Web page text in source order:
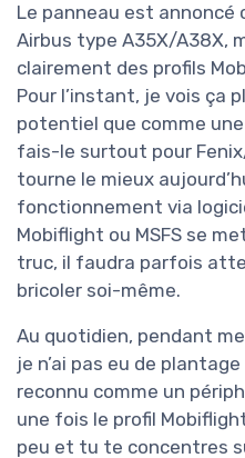
Le panneau est annoncé
Airbus type A35X/A38X,
clairement des profils
Pour l’instant, je vois ça
potentiel que comme
fais-le surtout pour
tourne le mieux
fonctionnement via
Mobiflight ou MSFS se
truc, il faudra parfois
bricoler soi-même.
Au quotidien, pendant
je n’ai pas eu de
reconnu comme un
une fois le profil
peu et tu te concentres